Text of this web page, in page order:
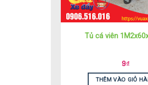
Tủ cá viên
9₫
THÊM VÀO GIỎ